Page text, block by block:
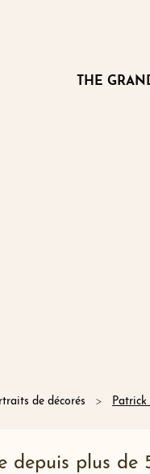
THE
de décorés
depuis plus